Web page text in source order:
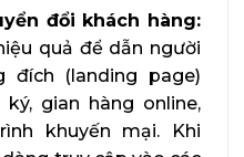
đổi khách hàng:
quả để dẫn người
đích (landing page)
gian hàng online,
khuyến mại. Khi